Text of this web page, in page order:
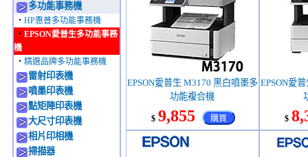
多功能事務機
‧ HP惠普多功能事務機
‧ EPSON愛普生多功能事務
機
‧ 精選品牌多功能事務機
雷射印表機
噴墨印表機
點矩陣印表機
大尺寸印表機
相片印相機
掃描器
EPSON愛普生 M3170 黑白噴墨多
功能複合機
$ 9,855 購買
EPSON愛
$